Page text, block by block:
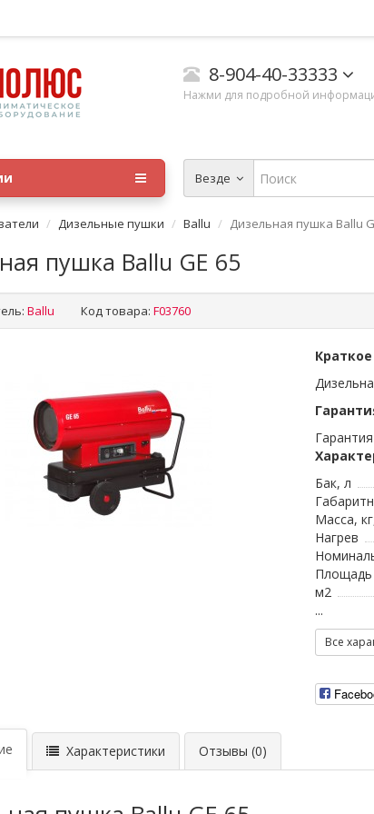
8-904-40-33333
Нажми для подробной
Везде
Дизельные пушки Ballu Дизельная пушка Ballu
пушка Ballu GE 65
Ballu Код товара: F03760
Гарантия
Бак, л
Масса,
Нагрев
Площадь
м2
...
Все
Характеристики Отзывы (0)